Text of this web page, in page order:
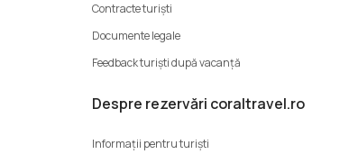
Contracte turiști
Documente legale
Feedback turiști după vacanță
Despre rezervări coraltravel.ro
Informații pentru turiști